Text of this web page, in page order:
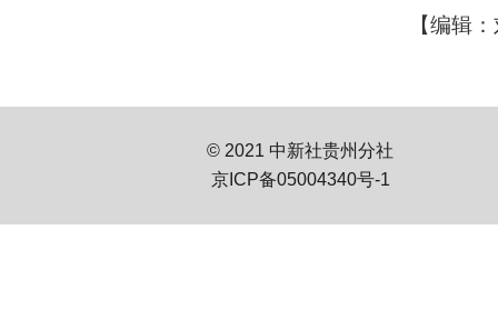
【编辑
© 2021 中新社贵州分社
京ICP备05004340号-1